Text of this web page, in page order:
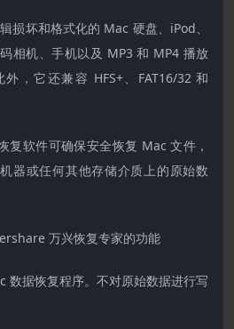
损坏和格式化的 Mac 硬盘、iPod、
相机、手机以及 MP3 和 MP4 播放
，它还兼容 HFS+、FAT16/32 和
复软件可确保安全恢复 Mac 文件，
器或任何其他存储介质上的原始数
万兴恢复专家的功能
数据恢复程序。不对原始数据进行写